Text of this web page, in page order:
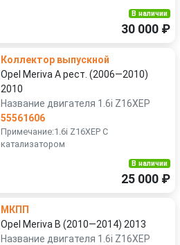
В наличии
30 000 ₽
Коллектор выпускной
Opel Meriva A рест. (2006—2010)
2010
Название двигателя 1.6i Z16XEP
55561606
Примечание:1.6i Z16XEP С
катализатором
В наличии
25 000 ₽
МКПП
Opel Meriva B (2010—2014) 2013
Название двигателя 1.6i Z16XEP